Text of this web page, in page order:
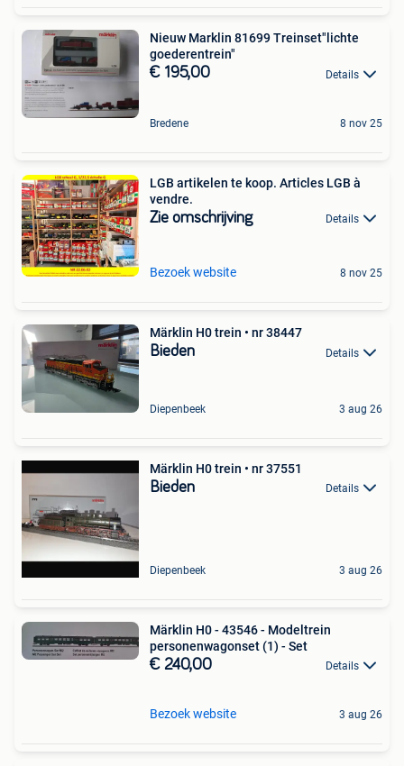
Nieuw Marklin 81699 Treinset"lichte
goederentrein"
€ 195,00 Details
Bredene 8 nov 25
LGB artikelen te koop. Articles LGB à
vendre.
Zie omschrijving Details
Bezoek website 8 nov 25
Märklin H0 trein • nr 38447
Bieden Details
Diepenbeek 3 aug 26
Märklin H0 trein • nr 37551
Bieden Details
Diepenbeek 3 aug 26
Märklin H0 - 43546 - Modeltrein
personenwagonset (1) - Set
€ 240,00 Details
Bezoek website 3 aug 26